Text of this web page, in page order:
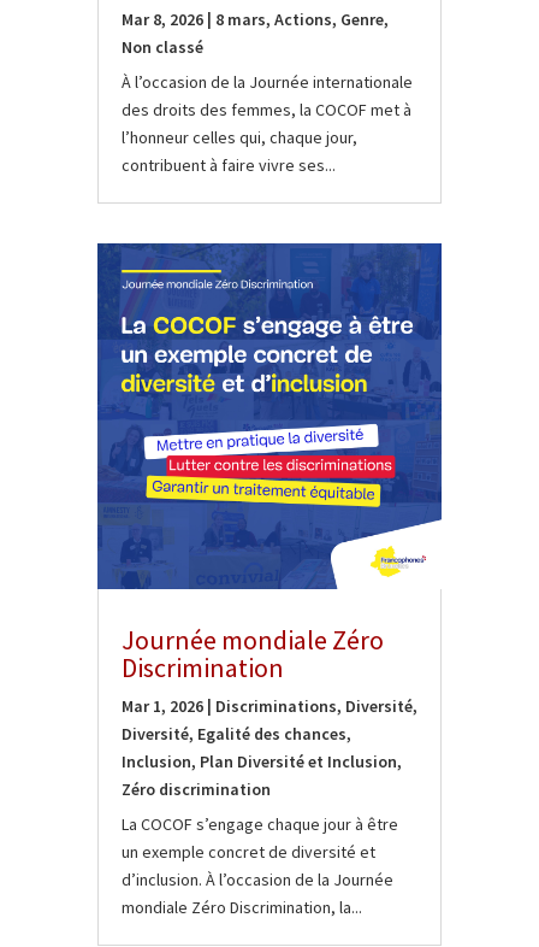
Mar 8, 2026| 8 mars, Actions, Genre,
Non classé
À l’occasion de la Journée internationale
des droits des femmes, la COCOF met à
l’honneur celles qui, chaque jour,
contribuent à faire vivre ses...
Journée mondiale Zéro
Discrimination
Mar 1, 2026| Discriminations, Diversité,
Diversité, Egalité des chances,
Inclusion, Plan Diversité et Inclusion,
Zéro discrimination
La COCOF s’engage chaque jour à être
un exemple concret de diversité et
d’inclusion. À l’occasion de la Journée
mondiale Zéro Discrimination, la...